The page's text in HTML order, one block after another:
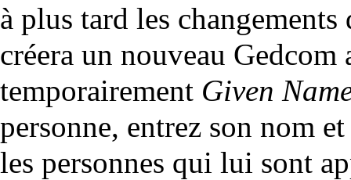
à plus tard les
créera un nouveau Gedcom
temporairement Given
personne, entrez son nom
les personnes qui lui sont